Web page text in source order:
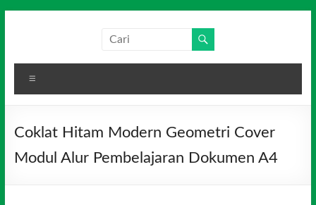
Media
Indonesia
Coklat Hitam Modern Geometri Cover
Modul Alur Pembelajaran Dokumen A4